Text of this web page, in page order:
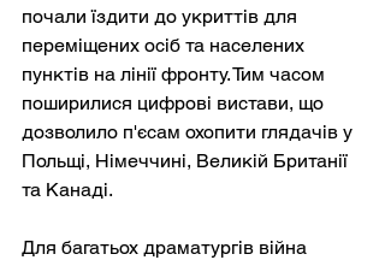
почали їздити до укриттів для
переміщених осіб та населених
пунктів на лінії фронту. Тим часом
поширилися цифрові вистави, що
дозволило п'єсам охопити глядачів у
Польщі, Німеччині, Великій Британії
та Канаді.
Для багатьох драматургів війна